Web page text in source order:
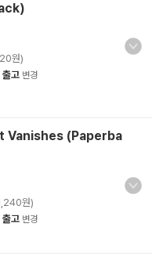
원)
고 변경
Vanishes (Paperba
원)
고 변경